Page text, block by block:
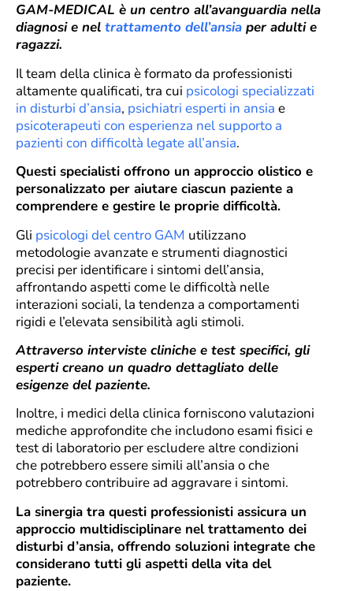
GAM-MEDICAL è un centro all’avanguardia nella
diagnosi e nel trattamento dell’ansia per adulti e
ragazzi.
Il team della clinica è formato da professionisti
altamente qualificati, tra cui psicologi specializzati
in disturbi d’ansia, psichiatri esperti in ansia e
psicoterapeuti con esperienza nel supporto a
pazienti con difficoltà legate all’ansia.
Questi specialisti offrono un approccio olistico e
personalizzato per aiutare ciascun paziente a
comprendere e gestire le proprie difficoltà.
Gli psicologi del centro GAM utilizzano
metodologie avanzate e strumenti diagnostici
precisi per identificare i sintomi dell’ansia,
affrontando aspetti come le difficoltà nelle
interazioni sociali, la tendenza a comportamenti
rigidi e l’elevata sensibilità agli stimoli.
Attraverso interviste cliniche e test specifici, gli
esperti creano un quadro dettagliato delle
esigenze del paziente.
Inoltre, i medici della clinica forniscono valutazioni
mediche approfondite che includono esami fisici e
test di laboratorio per escludere altre condizioni
che potrebbero essere simili all’ansia o che
potrebbero contribuire ad aggravare i sintomi.
La sinergia tra questi professionisti assicura un
approccio multidisciplinare nel trattamento dei
disturbi d’ansia, offrendo soluzioni integrate che
considerano tutti gli aspetti della vita del
paziente.